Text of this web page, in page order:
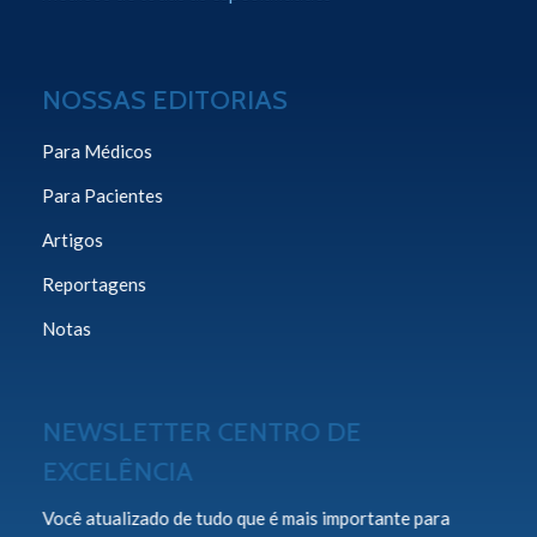
NOSSAS EDITORIAS
Para Médicos
Para Pacientes
Artigos
Reportagens
Notas
NEWSLETTER CENTRO DE
EXCELÊNCIA
Você atualizado de tudo que é mais importante para